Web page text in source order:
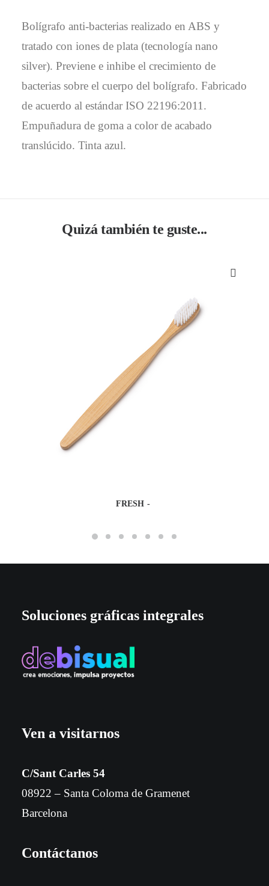
Bolígrafo anti-bacterias realizado en ABS y
tratado con iones de plata (tecnología nano
silver). Previene e inhibe el crecimiento de
bacterias sobre el cuerpo del bolígrafo. Fabricado
de acuerdo al estándar ISO 22196:2011.
Empuñadura de goma a color de acabado
translúcido. Tinta azul.
Quizá también te guste...
FRESH
Soluciones gráficas integrales
Ven a visitarnos
C/Sant Carles 54
08922 – Santa Coloma de Gramenet
Barcelona
Contáctanos